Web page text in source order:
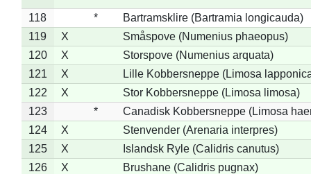
118 *
Bartramsklire (Bartramia longicauda)
119
X
Småspove (Numenius phaeopus)
120
X
Storspove (Numenius arquata)
121
X
Lille Kobbersneppe (Limosa
122
X
Stor Kobbersneppe (Limosa limosa)
123
*
Canadisk Kobbersneppe (Limosa
124
X
Stenvender (Arenaria interpres)
125
X
Islandsk Ryle (Calidris canutus)
126
X
Brushane (Calidris pugnax)